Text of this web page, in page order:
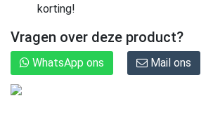
korting!
Vragen over deze product?
WhatsApp ons Mail ons